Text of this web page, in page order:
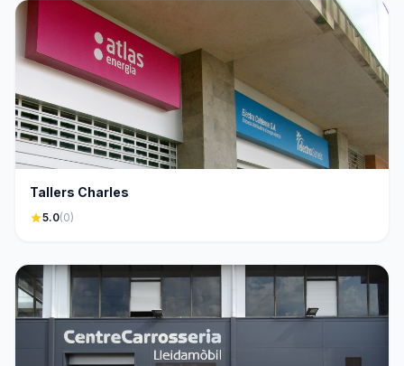
Tallers Charles
star5.0(0)